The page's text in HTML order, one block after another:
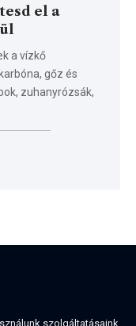
el a
a vízkő
gőz és
zuhanyrózsák,
szolgáltatásaink